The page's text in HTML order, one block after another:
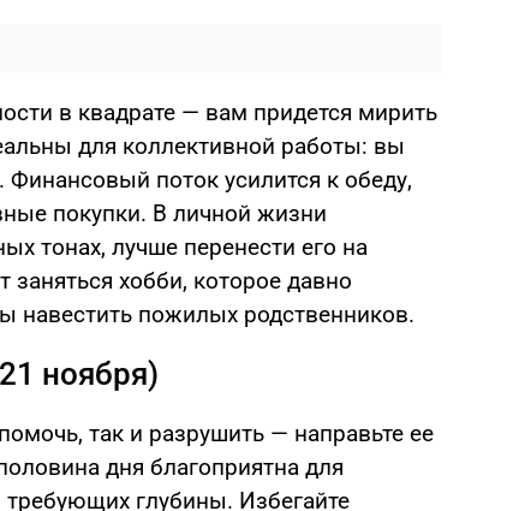
в квадрате — вам придется мирить
для коллективной работы: вы
поток усилится к обеду,
покупки. В личной жизни
тонах, лучше перенести его на
хобби, которое давно
навестить пожилых родственников.
ноября)
так и разрушить — направьте ее
дня благоприятна для
глубины. Избегайте